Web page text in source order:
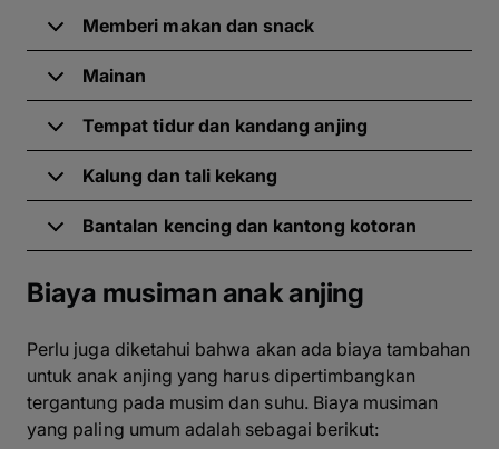
Memberi makan dan snack
Mainan
Tempat tidur dan kandang anjing
Kalung dan tali kekang
Bantalan kencing dan kantong kotoran
Biaya musiman anak anjing
Perlu juga diketahui bahwa akan ada biaya tambahan
untuk anak anjing yang harus dipertimbangkan
tergantung pada musim dan suhu. Biaya musiman
yang paling umum adalah sebagai berikut: